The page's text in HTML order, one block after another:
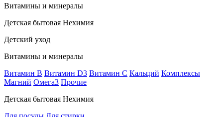
Витамины и минералы
Детская бытовая Нехимия
Детский уход
Витамины и минералы
Витамин В Витамин D3 Витамин С Кальций Комплексы
Магний Омега3 Прочие
Детская бытовая Нехимия